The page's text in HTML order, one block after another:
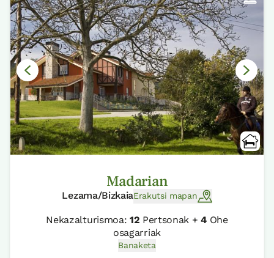
Madarian
Lezama/BizkaiaErakutsi mapan
Nekazalturismoa: 12 Pertsonak +4Ohe
osagarriak
Banaketa